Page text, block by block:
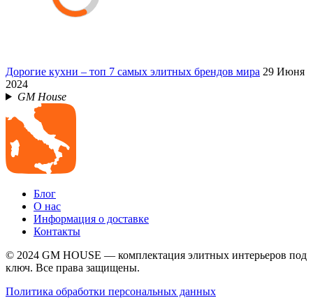
Дорогие кухни – топ 7 самых элитных брендов мира 29 Июня
2024
GM House
Блог
О нас
Информация о доставке
Контакты
© 2024 GM HOUSE — комплектация элитных интерьеров под
ключ. Все права защищены.
Политика обработки персональных данных